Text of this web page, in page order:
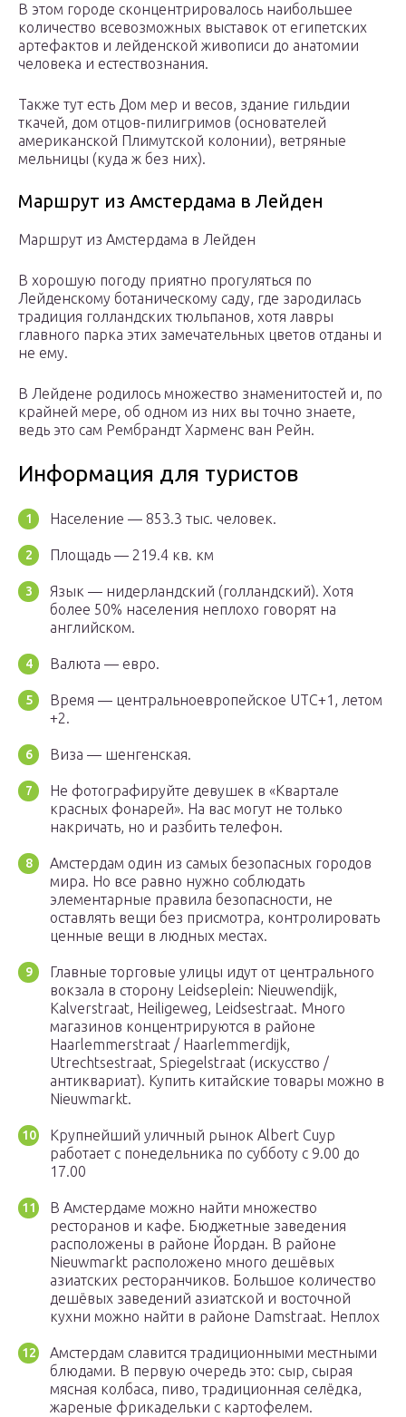
В этом городе сконцентрировалось наибольшее
количество всевозможных выставок от египетских
артефактов и лейденской живописи до анатомии
человека и естествознания.
Также тут есть Дом мер и весов, здание гильдии
ткачей, дом отцов-пилигримов (основателей
американской Плимутской колонии), ветряные
мельницы (куда ж без них).
Маршрут из Амстердама в Лейден
Маршрут из Амстердама в Лейден
В хорошую погоду приятно прогуляться по
Лейденскому ботаническому саду, где зародилась
традиция голландских тюльпанов, хотя лавры
главного парка этих замечательных цветов отданы и
не ему.
В Лейдене родилось множество знаменитостей и, по
крайней мере, об одном из них вы точно знаете,
ведь это сам Рембрандт Харменс ван Рейн.
Информация для туристов
Население — 853.3 тыс. человек.
Площадь — 219.4 кв. км
Язык — нидерландский (голландский). Хотя
более 50% населения неплохо говорят на
английском.
Валюта — евро.
Время — центральноевропейское UTC+1, летом
+2.
Виза — шенгенская.
Не фотографируйте девушек в «Квартале
красных фонарей». На вас могут не только
накричать, но и разбить телефон.
Амстердам один из самых безопасных городов
мира. Но все равно нужно соблюдать
элементарные правила безопасности, не
оставлять вещи без присмотра, контролировать
ценные вещи в людных местах.
Главные торговые улицы идут от центрального
вокзала в сторону Leidseplein: Nieuwendijk,
Kalverstraat, Heiligeweg, Leidsestraat. Много
магазинов концентрируются в районе
Haarlemmerstraat / Haarlemmerdijk,
Utrechtsestraat, Spiegelstraat (искусство /
антиквариат). Купить китайские товары можно в
Nieuwmarkt.
Крупнейший уличный рынок Albert Cuyp
работает с понедельника по субботу с 9.00 до
17.00
В Амстердаме можно найти множество
ресторанов и кафе. Бюджетные заведения
расположены в районе Йордан. В районе
Nieuwmarkt расположено много дешёвых
азиатских ресторанчиков. Большое количество
дешёвых заведений азиатской и восточной
кухни можно найти в районе Damstraat. Неплох
Амстердам славится традиционными местными
блюдами. В первую очередь это: сыр, сырая
мясная колбаса, пиво, традиционная селёдка,
жареные фрикадельки с картофелем.